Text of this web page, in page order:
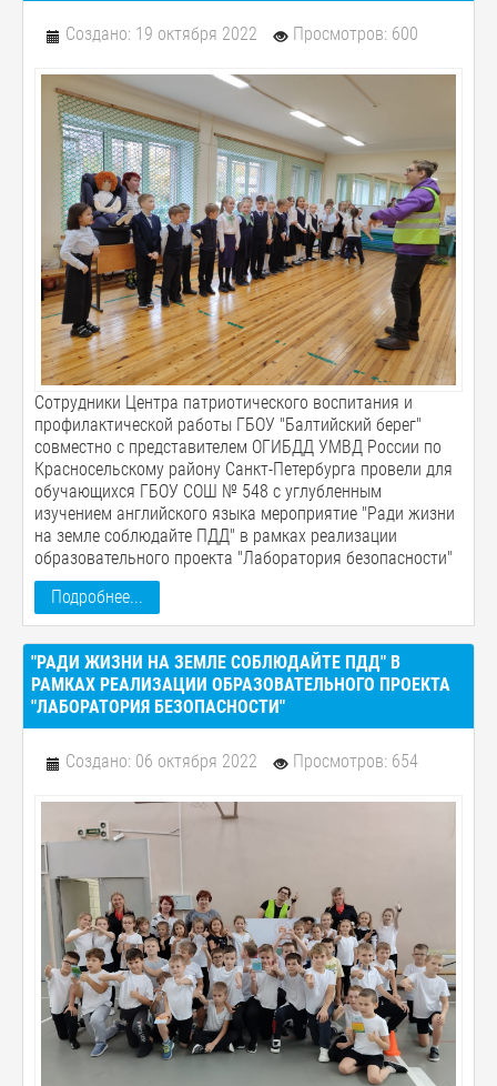
Создано: 19 октября 2022 Просмотров: 600
Сотрудники Центра патриотического воспитания и
профилактической работы ГБОУ "Балтийский берег"
совместно с представителем ОГИБДД УМВД России по
Красносельскому району Санкт-Петербурга провели для
обучающихся ГБОУ СОШ № 548 с углубленным
изучением английского языка мероприятие "Ради жизни
на земле соблюдайте ПДД" в рамках реализации
образовательного проекта "Лаборатория безопасности"
Подробнее...
"РАДИ ЖИЗНИ НА ЗЕМЛЕ СОБЛЮДАЙТЕ ПДД" В
РАМКАХ РЕАЛИЗАЦИИ ОБРАЗОВАТЕЛЬНОГО ПРОЕКТА
"ЛАБОРАТОРИЯ БЕЗОПАСНОСТИ"
Создано: 06 октября 2022 Просмотров: 654